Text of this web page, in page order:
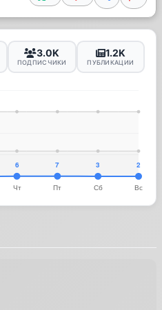
3.0K
ПОДПИСЧИКИ
1.2K
ПУБЛИКАЦИИ